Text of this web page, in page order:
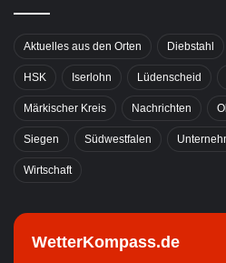
Aktuelles aus den Orten Diebstahl
HSK Iserlohn Lüdenscheid
Märkischer Kreis Nachrichten
Siegen Südwestfalen
Wirtschaft
WetterKompass.de